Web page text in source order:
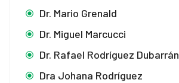
Panel
Panel
Dr. Mario Grenald
Dr. Miguel Marcucci
Dr. Rafael Rodríguez Dubarrán
Dra Johana Rodríguez